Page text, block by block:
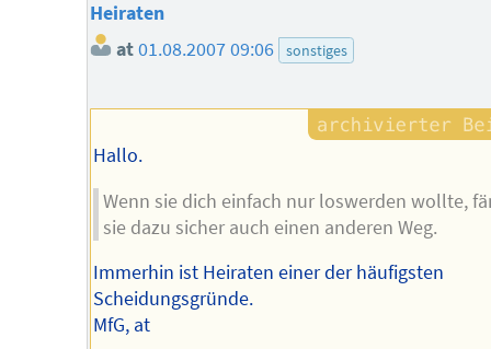
Heiraten
at01.08.2007 09:06 sonstiges
Hallo.
Wenn sie dich einfach nur loswerden wollte,
sie dazu sicher auch einen anderen Weg.
Immerhin ist Heiraten einer der häufigsten
Scheidungsgründe.
MfG, at